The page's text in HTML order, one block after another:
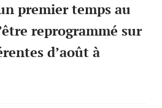
premier temps au
reprogrammé sur
d’août à